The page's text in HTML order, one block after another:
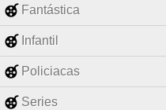
Fantástica
Infantil
Policiacas
Series